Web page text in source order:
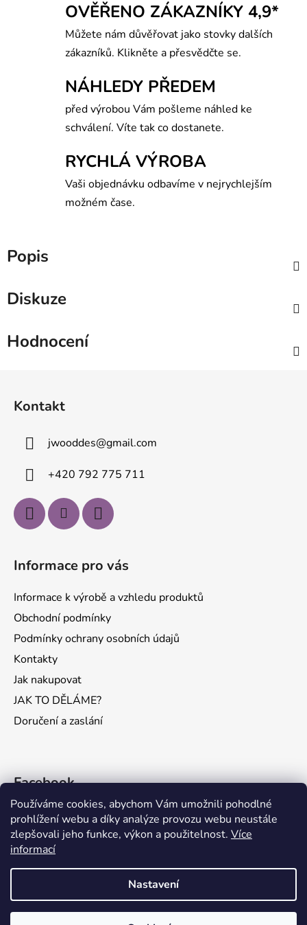
Používáme cookies, abychom Vám umožnili pohodlné
prohlížení webu a díky analýze provozu webu neustále
zlepšovali jeho funkce, výkon a použitelnost. Více
informací
Nastavení
VÁŽENÍ ZÁKAZNÍCI, VZHLEDEM K VELKÉMU VYTÍŽENÍ A LETNÍM
DOVOLENÝM MŮŽE BÝT V TERMÍNU OD 15.7. DO 15.8.
ZPRACOVÁNÍ VAŠICH OBJEDNÁVEK OPOŽDĚNO. OBJEDNÁVKY
OVĚŘENO ZÁKAZNÍKY 4,9*
Můžete nám důvěřovat jako stovky dalších
zákazníků. Klikněte a přesvědčte se.
NÁHLEDY PŘEDEM
před výrobou Vám pošleme náhled ke
schválení. Víte tak co dostanete.
RYCHLÁ VÝROBA
Vaši objednávku odbavíme v nejrychlejším
možném čase.
Popis
Diskuze
Hodnocení
Kontakt
jwooddes@gmail.com
+420 792 775 711
Informace pro vás
Informace k výrobě a vzhledu produktů
Obchodní podmínky
Podmínky ochrany osobních údajů
Kontakty
Jak nakupovat
JAK TO DĚLÁME?
Doručení a zaslání
Facebook
KONTAKTY